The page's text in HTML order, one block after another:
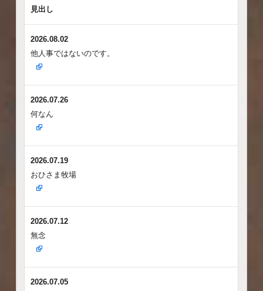
見出し
2026.08.02
他人事ではないのです。
2026.07.26
何なん
2026.07.19
おひさま牧場
2026.07.12
無念
2026.07.05